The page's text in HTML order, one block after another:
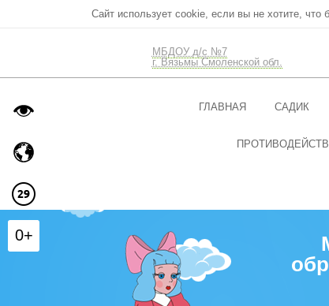
Сайт использует cookie, если вы не хотите, что
МБДОУ д/с №7
г. Вязьмы Смоленской обл.
ГЛАВНАЯ САДИК
0+